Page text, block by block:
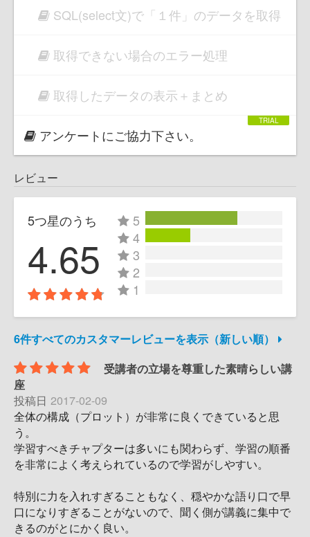
SQL(select文)で「１件」のデータを取得
取得できない場合のエラー処理
取得したデータの表示＋まとめ
アンケートにご協力下さい。
レビュー
5つ星のうち
4.65
5
4
3
2
1
6件すべてのカスタマーレビューを表示（新しい順）
受講者の立場を尊重した素晴らしい講
座
投稿日 2017-02-09
全体の構成（プロット）が非常に良くできていると思
う。
学習すべきチャプターは多いにも関わらず、学習の順番
を非常によく考えられているので学習がしやすい。
特別に力を入れすぎることもなく、穏やかな語り口で早
口になりすぎることがないので、聞く側が講義に集中で
きるのがとにかく良い。